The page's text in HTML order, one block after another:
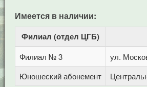
Имеется в наличии:
Филиал (отдел ЦГБ)
Филиал № 3
ул.
Юношеский абонемент